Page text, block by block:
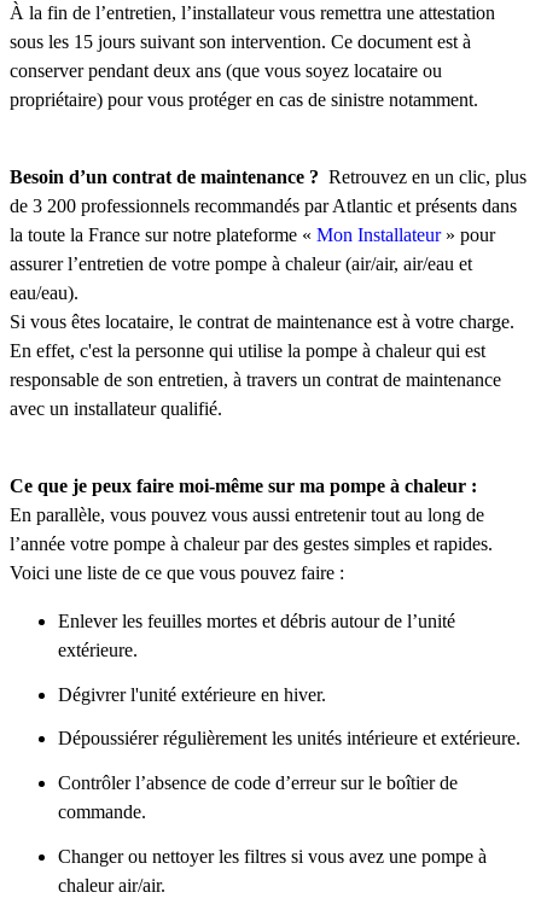
À la fin de l’entretien, l’installateur vous remettra une attestation
sous les 15 jours suivant son intervention. Ce document est à
conserver pendant deux ans (que vous soyez locataire ou
propriétaire) pour vous protéger en cas de sinistre notamment.
Besoin d’un contrat de maintenance ? Retrouvez en un clic, plus
de 3 200 professionnels recommandés par Atlantic et présents dans
la toute la France sur notre plateforme « Mon Installateur» pour
assurer l’entretien de votre pompe à chaleur (air/air, air/eau et
eau/eau).
Si vous êtes locataire, le contrat de maintenance est à votre charge.
En effet, c'est la personne qui utilise la pompe à chaleur qui est
responsable de son entretien, à travers un contrat de maintenance
avec un installateur qualifié.
Ce que je peux faire moi-même sur ma pompe à chaleur :
En parallèle, vous pouvez vous aussi entretenir tout au long de
l’année votre pompe à chaleur par des gestes simples et rapides.
Voici une liste de ce que vous pouvez faire :
Enlever les feuilles mortes et débris autour de l’unité
extérieure.
Dégivrer l'unité extérieure en hiver.
Dépoussiérer régulièrement les unités intérieure et extérieure.
Contrôler l’absence de code d’erreur sur le boîtier de
commande.
Changer ou nettoyer les filtres si vous avez une pompe à
chaleur air/air.